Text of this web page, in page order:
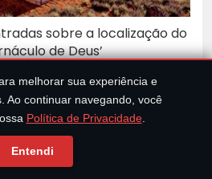
sobre a localização do
de Deus’
melhorar sua experiência e
Ao continuar navegando, você
Política de Privacidade.
Entendi